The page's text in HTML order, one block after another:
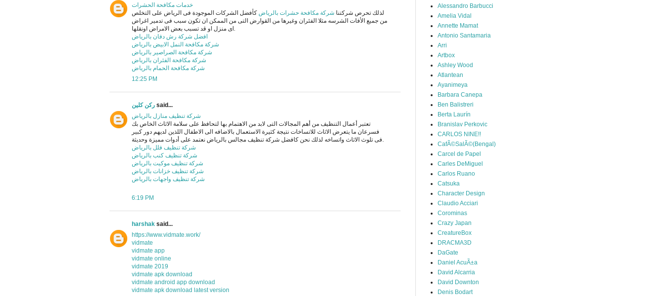
خدمات مكافحة الحشرات
لذلك تحرص شركتنا شركة مكافحة حشرات بالرياض كأفضل الشركات الموجودة فى الرياض على التخلص
من جميع الأفات الشرسه مثلا الفئران وغيرها من القوارض التى من الممكن ان تكون سبب فى تدمير اغراض
اى منزل او قد تسبب بعض الامراض اونقلها.
افضل شركة رش دفان بالرياض
شركة مكافحة النمل الابيض بالرياض
شركة مكافحة الصراصير بالرياض
شركة مكافحة الفئران بالرياض
شركة مكافحة الحمام بالرياض
12:25 PM
ركن كلين said...
شركة تنظيف منازل بالرياض
تعتبر أعمال التنظيف من أهم المجالات التى لابد من الاهتمام بها لتحافظ على سلامة الاثاث الخاص بك
فسرعان ما يتعرض الاثاث للاتساخات نتيجة كثيرة الاستعمال بالاضافه الى الاطفال اللذين لديهم دور كبير
فى تلوث الاثاث واتساخه لذلك نحن كافضل شركة تنظيف مجالس بالرياض نعتمد على أدوات مميزة وحديثة.
شركة تنظيف فلل بالرياض
شركة تنظيف كنب بالرياض
شركة تنظيف موكيت بالرياض
شركة تنظيف خزانات بالرياض
شركة تنظيف واجهات بالرياض
6:19 PM
harshak said...
https://www.vidmate.work/
vidmate
vidmate app
vidmate online
vidmate 2019
vidmate apk download
vidmate android app download
vidmate apk download latest version
Alessandro Barbucci
Amelia Vidal
Annette Mamat
Antonio Santamaria
Arri
Artbox
Ashley Wood
Atlantean
Ayanimeya
Barbara Canepa
Ben Balistreri
Berta Laurín
Branislav Perkovic
CARLOS NINE!!
CafÃ©SalÃ©(Bengal)
Carcel de Papel
Carles DeMiguel
Carlos Ruano
Catsuka
Character Design
Claudio Acciari
Corominas
Crazy Japan
CreatureBox
DRACMA3D
DaGate
Daniel AcuÃ±a
David Alcarria
David Downton
Denis Bodart